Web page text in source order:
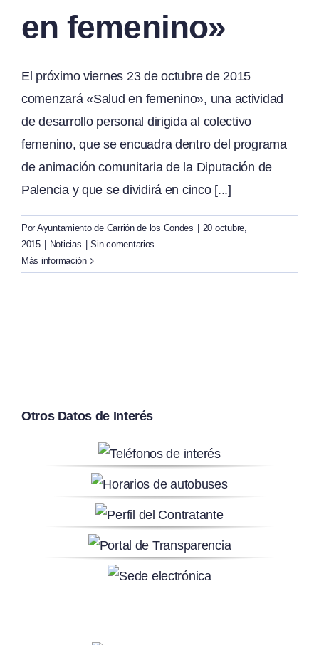
en femenino»
El próximo viernes 23 de octubre de 2015
comenzará «Salud en femenino», una actividad
de desarrollo personal dirigida al colectivo
femenino, que se encuadra dentro del programa
de animación comunitaria de la Diputación de
Palencia y que se dividirá en cinco [...]
Por Ayuntamiento de Carrión de los Condes
20 octubre,
2015
Noticias
Sin comentarios
Más información
Otros Datos de Interés